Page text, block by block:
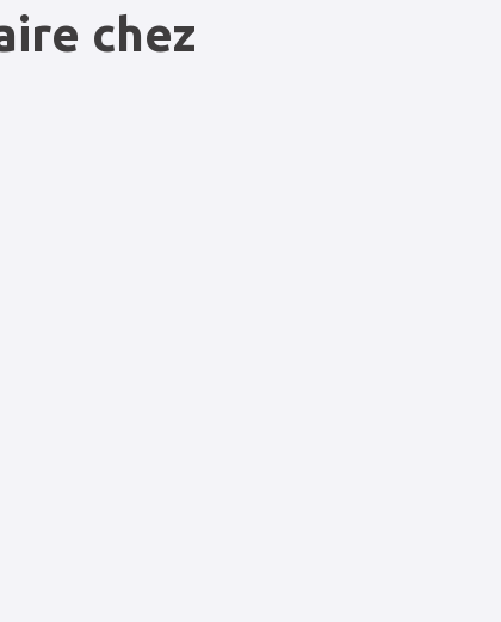
chez